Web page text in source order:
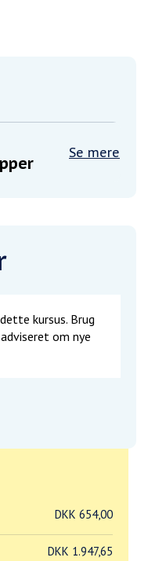
Se mere
kursus. Brug
om nye
DKK 654,00
DKK 1.947,65